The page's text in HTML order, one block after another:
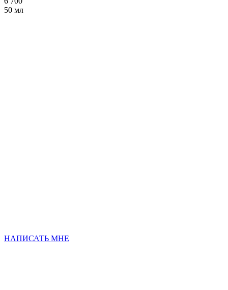
50 мл
НАПИСАТЬ МНЕ